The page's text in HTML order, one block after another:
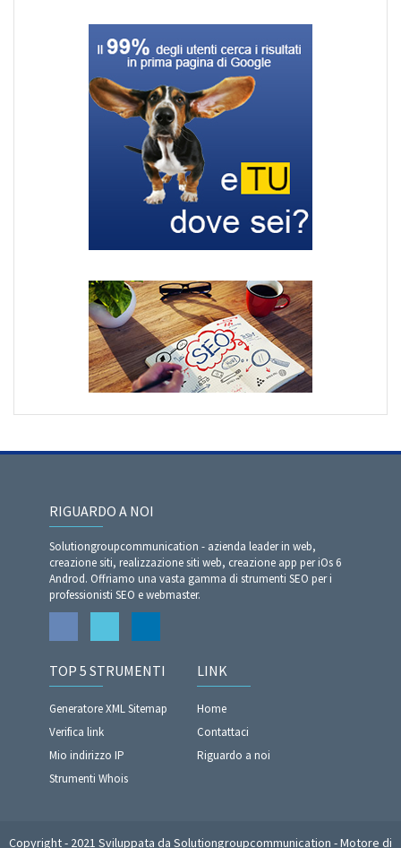
RIGUARDO A NOI
Solutiongroupcommunication - azienda leader in web,
creazione siti, realizzazione siti web, creazione app per iOs 6
Androd. Offriamo una vasta gamma di strumenti SEO per i
professionisti SEO e webmaster.
TOP 5 STRUMENTI
Generatore XML Sitemap
Verifica link
Mio indirizzo IP
Strumenti Whois
LINK
Home
Contattaci
Riguardo a noi
Copyright - 2021 Sviluppata da Solutiongroupcommunication - Motore di